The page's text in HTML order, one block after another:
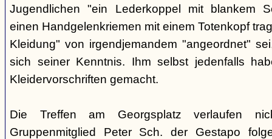
Jugendlichen "ein Lederkoppel mit blankem
einen Handgelenkriemen mit einem Totenkopf
Kleidung" von irgendjemandem "angeordnet"
sich seiner Kenntnis. Ihm selbst jedenfalls
Kleidervorschriften gemacht.
Die Treffen am Georgsplatz verlaufen
Gruppenmitglied Peter Sch. der Gestapo